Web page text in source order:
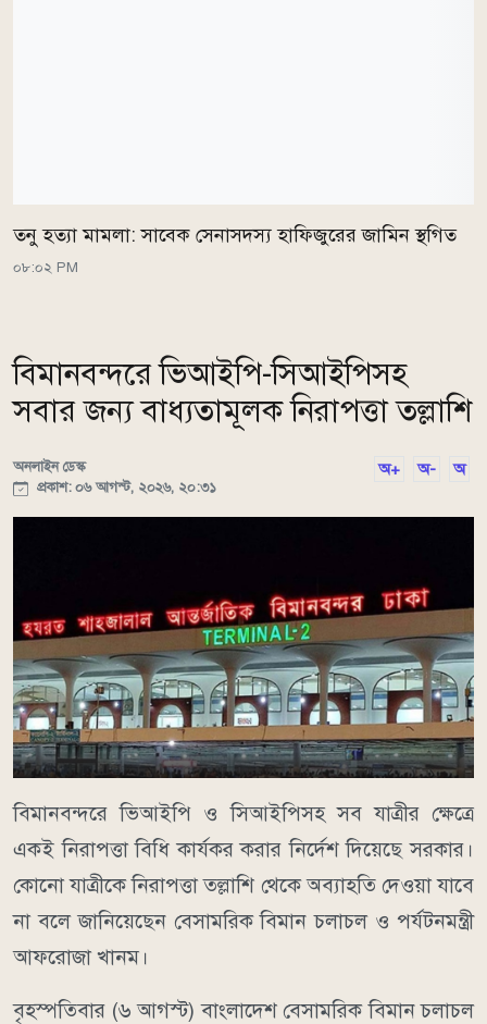
তনু হত্যা মামলা: সাবেক সেনাসদস্য হাফিজুরের জামিন স্থগিত
০৮:০২ PM
বিমানবন্দরে ভিআইপি-সিআইপিসহ
সবার জন্য বাধ্যতামূলক নিরাপত্তা তল্লাশি
অনলাইন ডেস্ক
প্রকাশ: ০৬ আগস্ট, ২০২৬, ২০:৩১
অ+ অ- অ
বিমানবন্দরে ভিআইপি ও সিআইপিসহ সব যাত্রীর ক্ষেত্রে
একই নিরাপত্তা বিধি কার্যকর করার নির্দেশ দিয়েছে সরকার।
কোনো যাত্রীকে নিরাপত্তা তল্লাশি থেকে অব্যাহতি দেওয়া যাবে
না বলে জানিয়েছেন বেসামরিক বিমান চলাচল ও পর্যটনমন্ত্রী
আফরোজা খানম।
বৃহস্পতিবার (৬ আগস্ট) বাংলাদেশ বেসামরিক বিমান চলাচল